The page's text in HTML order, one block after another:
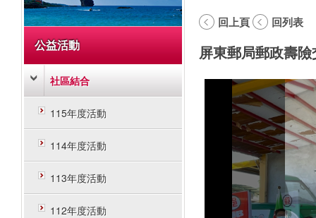
公益活動
社區結合
115年度活動
114年度活動
113年度活動
112年度活動
回上頁 回列表
屏東郵局郵政壽